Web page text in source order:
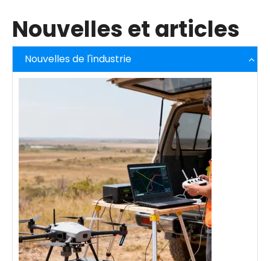
Nouvelles et articles
Nouvelles de l'industrie